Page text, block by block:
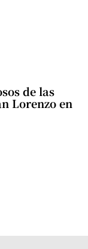
de las
Lorenzo en